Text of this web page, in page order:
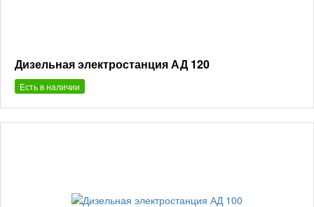
Дизельная электростанция АД 120
Есть в наличии